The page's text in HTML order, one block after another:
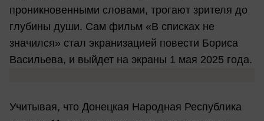
проникновенными словами, трогают зрителя до
глубины души. Сам фильм «В списках не
значился» стал экранизацией повести Бориса
Васильева, и выйдет на экраны 1 мая 2025 года.
Учитывая, что Донецкая Народная Республика